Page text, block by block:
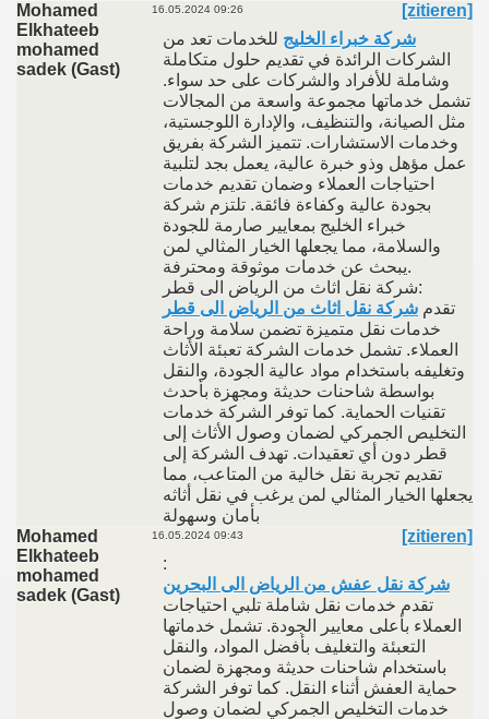
Mohamed
Elkhateeb
mohamed
sadek (Gast)
16.05.2024 09:26
[zitieren]
شركة خبراء الخليج للخدمات تعد من
الشركات الرائدة في تقديم حلول متكاملة
وشاملة للأفراد والشركات على حد سواء.
تشمل خدماتها مجموعة واسعة من المجالات
مثل الصيانة، والتنظيف، والإدارة اللوجستية،
وخدمات الاستشارات. تتميز الشركة بفريق
عمل مؤهل وذو خبرة عالية، يعمل بجد لتلبية
احتياجات العملاء وضمان تقديم خدمات
بجودة عالية وكفاءة فائقة. تلتزم شركة
خبراء الخليج بمعايير صارمة للجودة
والسلامة، مما يجعلها الخيار المثالي لمن
يبحث عن خدمات موثوقة ومحترفة.
شركة نقل اثاث من الرياض الى قطر:
تقدم شركة نقل اثاث من الرياض الى قطر
خدمات نقل متميزة تضمن سلامة وراحة
العملاء. تشمل خدمات الشركة تعبئة الأثاث
وتغليفه باستخدام مواد عالية الجودة، والنقل
بواسطة شاحنات حديثة ومجهزة بأحدث
تقنيات الحماية. كما توفر الشركة خدمات
التخليص الجمركي لضمان وصول الأثاث إلى
قطر دون أي تعقيدات. تهدف الشركة إلى
تقديم تجربة نقل خالية من المتاعب، مما
يجعلها الخيار المثالي لمن يرغب في نقل أثاثه
بأمان وسهولة
Mohamed
Elkhateeb
mohamed
sadek (Gast)
16.05.2024 09:43
[zitieren]
:
شركة نقل عفش من الرياض الى البحرين
تقدم خدمات نقل شاملة تلبي احتياجات
العملاء بأعلى معايير الجودة. تشمل خدماتها
التعبئة والتغليف بأفضل المواد، والنقل
باستخدام شاحنات حديثة ومجهزة لضمان
حماية العفش أثناء النقل. كما توفر الشركة
خدمات التخليص الجمركي لضمان وصول